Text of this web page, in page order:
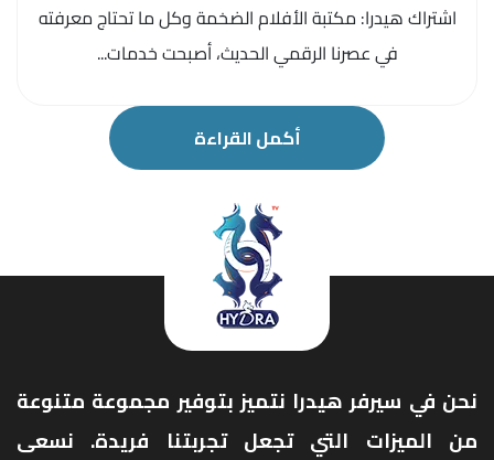
اشتراك هيدرا: مكتبة الأفلام الضخمة وكل ما تحتاج معرفته
في عصرنا الرقمي الحديث، أصبحت خدمات...
أكمل القراءة
نحن في سيرفر هيدرا نتميز بتوفير مجموعة متنوعة
من الميزات التي تجعل تجربتنا فريدة. نسعى